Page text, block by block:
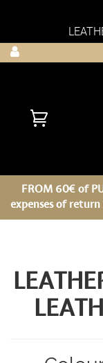
FROM 60€ of
expenses of